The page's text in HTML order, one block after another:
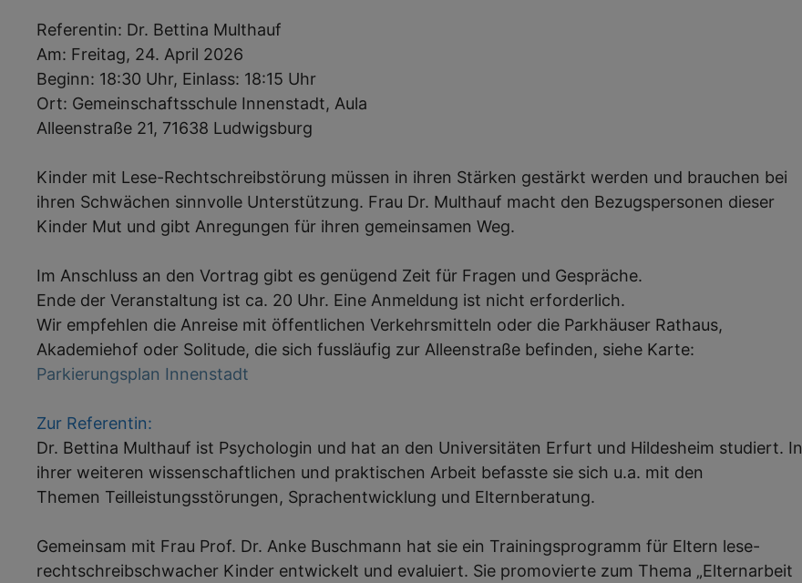
Referentin: Dr. Bettina Multhauf
Am: Freitag, 24. April 2026
Beginn: 18:30 Uhr, Einlass: 18:15 Uhr
Ort: Gemeinschaftsschule Innenstadt, Aula
Alleenstraße 21, 71638 Ludwigsburg
Kinder mit Lese-Rechtschreibstörung müssen in ihren Stärken gestärkt werden und brauchen bei
ihren Schwächen sinnvolle Unterstützung. Frau Dr. Multhauf macht den Bezugspersonen dieser
Kinder Mut und gibt Anregungen für ihren gemeinsamen Weg.
Im Anschluss an den Vortrag gibt es genügend Zeit für Fragen und Gespräche.
Ende der Veranstaltung ist ca. 20 Uhr. Eine Anmeldung ist nicht erforderlich.
Wir empfehlen die Anreise mit öffentlichen Verkehrsmitteln oder die Parkhäuser Rathaus,
Akademiehof oder Solitude, die sich fussläufig zur Alleenstraße befinden, siehe Karte:
Parkierungsplan Innenstadt
Zur Referentin:
Dr. Bettina Multhauf ist Psychologin und hat an den Universitäten Erfurt und Hildesheim studiert. In
ihrer weiteren wissenschaftlichen und praktischen Arbeit befasste sie sich u.a. mit den
Themen Teilleistungsstörungen, Sprachentwicklung und Elternberatung.
Gemeinsam mit Frau Prof. Dr. Anke Buschmann hat sie ein Trainingsprogramm für Eltern lese-
rechtschreibschwacher Kinder entwickelt und evaluiert. Sie promovierte zum Thema „Elternarbeit